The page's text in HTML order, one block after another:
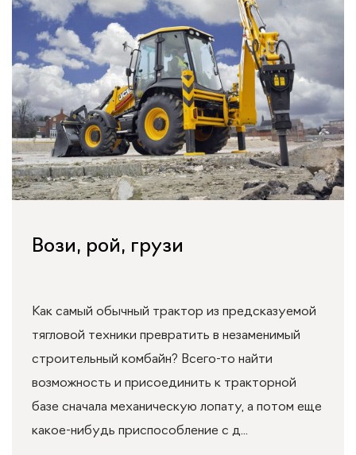
Вози, рой, грузи
Как самый обычный трактор из предсказуемой
тягловой техники превратить в незаменимый
строительный комбайн? Всего-то найти
возможность и присоединить к тракторной
базе сначала механическую лопату, а потом еще
какое-нибудь приспособление с д...